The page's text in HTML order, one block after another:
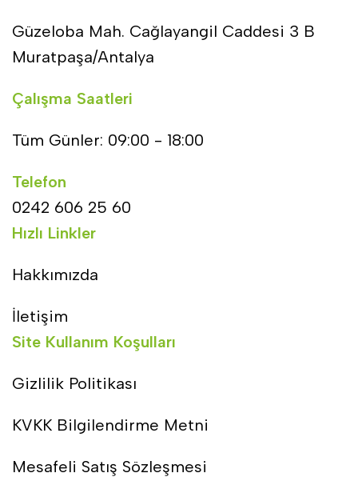
Güzeloba Mah. Cağlayangil Caddesi 3 B
Muratpaşa/Antalya
Çalışma Saatleri
Tüm Günler: 09:00 - 18:00
Telefon
0242 606 25 60
Hızlı Linkler
Hakkımızda
İletişim
Site Kullanım Koşulları
Gizlilik Politikası
KVKK Bilgilendirme Metni
Mesafeli Satış Sözleşmesi